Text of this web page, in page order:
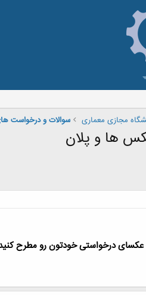
مجازی معماری سوالات و درخواست
ها و پلان
عکسای درخواستی خودتون رو مطرح